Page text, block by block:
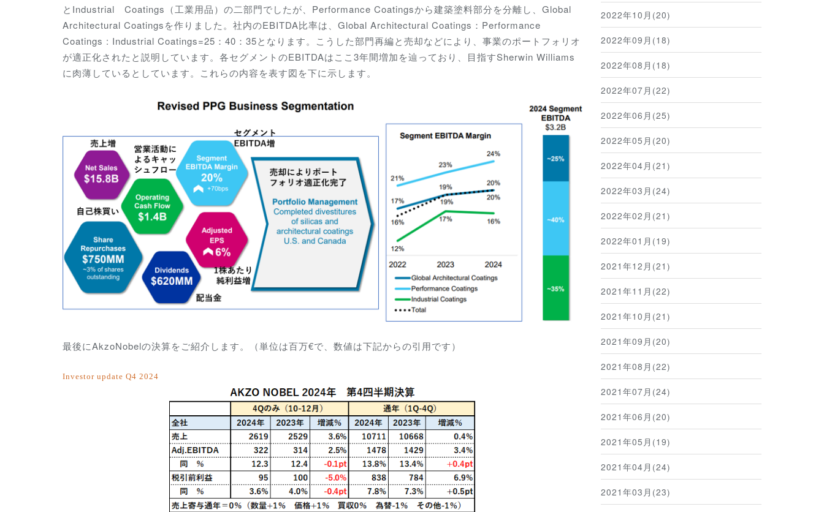
とIndustrial Coatings（工業用品）の二部門でしたが、 Performance Coatingsから建築塗料部分を分離し、Global
Architectural Coatingsを作りました。社内のEBITDA比率は、 Global Architectural Coatings： Performance
Coatings : Industrial Coatings=25：40：35となります。こうした部門再編と売却などにより、事業のポートフォリオ
が適正化されたと説明しています。各セグメントのEBITDAはここ3年間増加を辿っており、目指すSherwin Williams
に肉薄しているとしています。これらの内容を表す図を下に示します。
最後にAkzoNobelの決算をご紹介します。（単位は百万€で、数値は下記からの引用です）
Investor update Q4 2024
2022年10月(20)
2022年09月(18)
2022年08月(18)
2022年07月(22)
2022年06月(25)
2022年05月(20)
2022年04月(21)
2022年03月(24)
2022年02月(21)
2022年01月(19)
2021年12月(21)
2021年11月(22)
2021年10月(21)
2021年09月(20)
2021年08月(22)
2021年07月(24)
2021年06月(20)
2021年05月(19)
2021年04月(24)
2021年03月(23)